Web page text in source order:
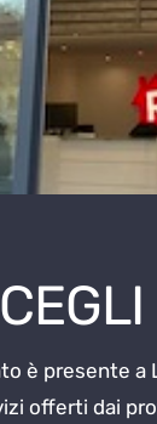
è presente
offerti dai